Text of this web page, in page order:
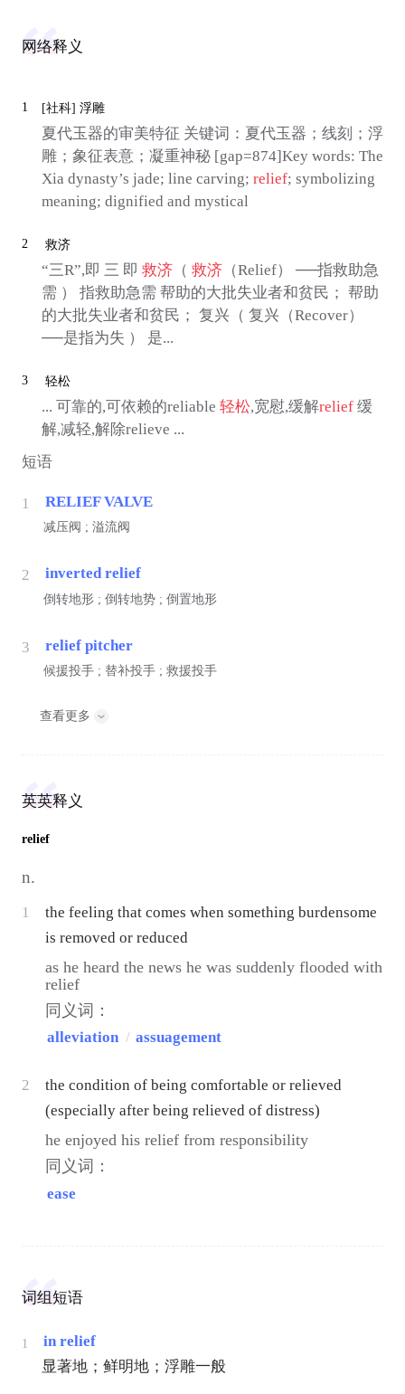
网络释义
1 [社科] 浮雕
夏代玉器的审美特征 关键词：夏代玉器；线刻；浮
雕；象征表意；凝重神秘 [gap=874]Key words: The
Xia dynasty’s jade; line carving; relief; symbolizing
meaning; dignified and mystical
2 救济
“三R”,即 三 即 救济（ 救济（Relief） ──指救助急
需 ） 指救助急需 帮助的大批失业者和贫民； 帮助
的大批失业者和贫民； 复兴（ 复兴（Recover）
──是指为失 ） 是...
3 轻松
... 可靠的,可依赖的reliable 轻松,宽慰,缓解relief缓
解,减轻,解除relieve ...
短语
1 RELIEF VALVE
减压阀 ; 溢流阀
2 inverted relief
倒转地形 ; 倒转地势 ; 倒置地形
3 relief pitcher
候援投手 ; 替补投手 ; 救援投手
查看更多
英英释义
relief
n.
1
the feeling that comes when something burdensome
is removed or reduced
as he heard the news he was suddenly flooded with
relief
同义词：
alleviation / assuagement
2
the condition of being comfortable or relieved
(especially after being relieved of distress)
he enjoyed his relief from responsibility
同义词：
ease
词组短语
1
in relief
显著地；鲜明地；浮雕一般